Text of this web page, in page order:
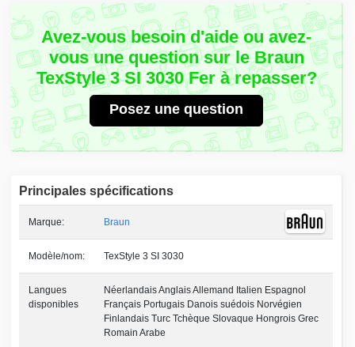
Avez-vous besoin d'aide ou avez-
vous une question sur le Braun
TexStyle 3 SI 3030 Fer à repasser?
Posez une question
Principales spécifications
Marque: Braun
Modèle/nom: TexStyle 3 SI 3030
Langues
disponibles
Néerlandais Anglais Allemand Italien Espagnol
Français Portugais Danois suédois Norvégien
Finlandais Turc Tchèque Slovaque Hongrois Grec
Romain Arabe